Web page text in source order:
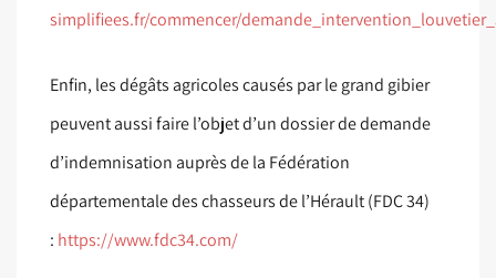
simplifiees.fr/commencer/
Enfin, les dégâts agricoles causés par le grand gibier
peuvent aussi faire l’objet d’un dossier de demande
d’indemnisation auprès de la Fédération
départementale des chasseurs de l’Hérault (FDC 34)
: https://www.fdc34.com/